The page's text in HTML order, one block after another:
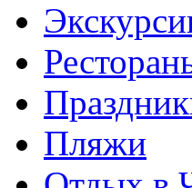
Пляжи